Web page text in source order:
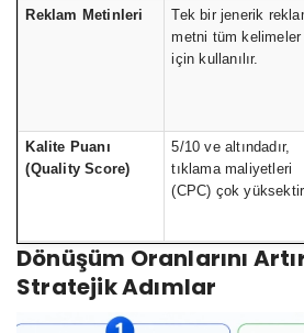
Reklam Metinleri
Tek bir jenerik
metni tüm kelimeler
için kullanılır.
Kalite Puanı
(Quality Score)
5/10 ve altındadır,
tıklama maliyetleri
(CPC) çok
Dönüşüm Oranlarını
Stratejik Adımlar